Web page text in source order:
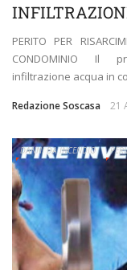
PERITO PER
CONDOMINIO Il
infiltrazione acqua in
Redazione Soscasa 21
DANNI DA INCENDIO